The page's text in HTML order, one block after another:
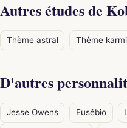
Autres études de
Thème astral Thème
D'autres
Jesse Owens Eusébio